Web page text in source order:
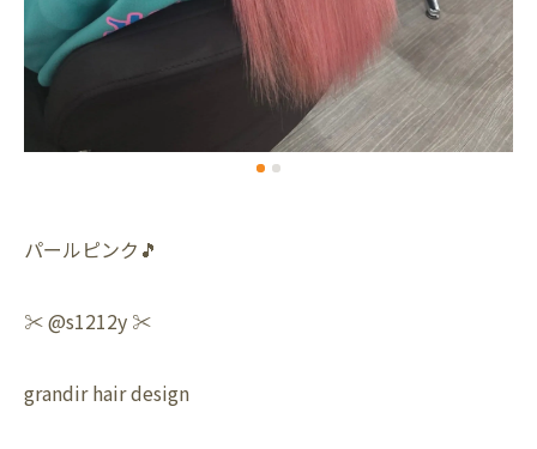
パールピンク🎵
✂️ @s1212y ✂️
grandir hair design